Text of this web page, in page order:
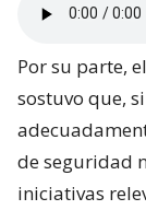
Por su parte, el
sostuvo que,
de seguridad
iniciativas